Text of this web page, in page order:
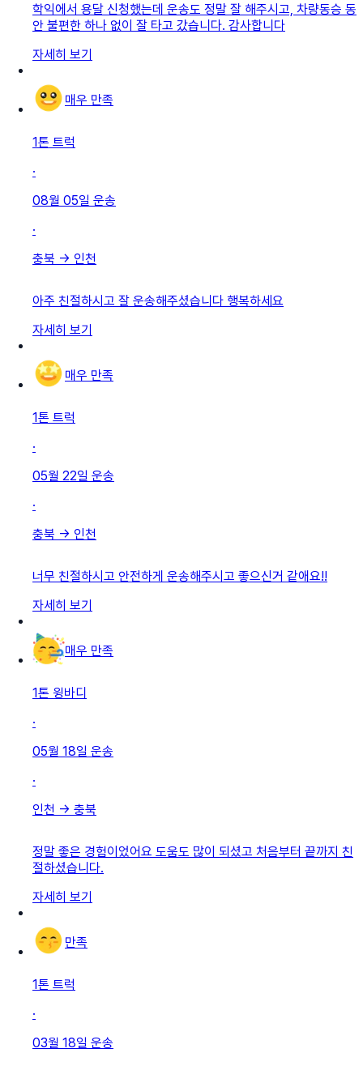
학익에서 용달 신청했는데 운송도 정말 잘 해주시고, 차량동승 동
안 불편한 하나 없이 잘 타고 갔습니다. 감사합니다
자세히 보기
매우 만족
1톤 트럭
·
08월 05일 운송
·
충북 → 인천
아주 친절하시고 잘 운송해주셨습니다 행복하세요
자세히 보기
매우 만족
1톤 트럭
·
05월 22일 운송
·
충북 → 인천
너무 친절하시고 안전하게 운송해주시고 좋으신거 같애요!!
자세히 보기
매우 만족
1톤 윙바디
·
05월 18일 운송
·
인천 → 충북
정말 좋은 경험이었어요 도움도 많이 되셨고 처음부터 끝까지 친
절하셨습니다.
자세히 보기
만족
1톤 트럭
·
03월 18일 운송